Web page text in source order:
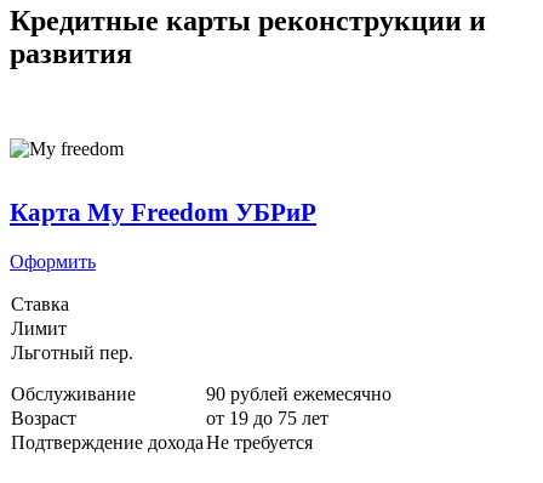
Кредитные карты реконструкции и
развития
Карта My Freedom УБРиР
Оформить
Ставка
Лимит
Льготный пер.
Обслуживание
90 рублей ежемесячно
Возраст
от 19 до 75 лет
Подтверждение доходаНе требуется